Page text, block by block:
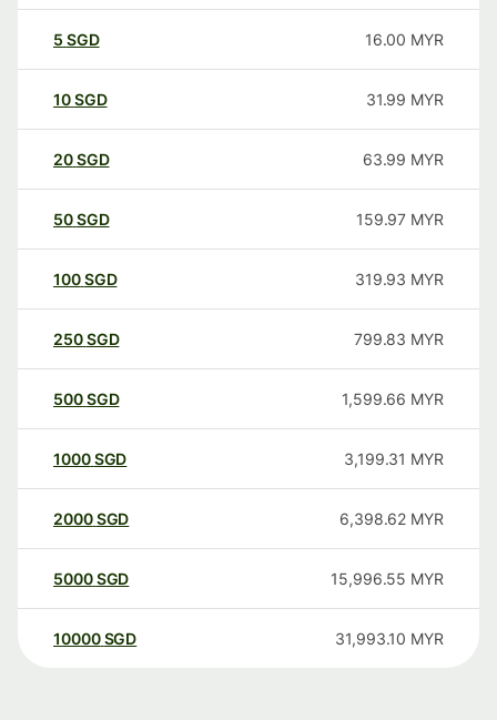
5 SGD 16.00 MYR
10SGD 31.99 MYR
20SGD 63.99 MYR
50SGD 159.97 MYR
100SGD 319.93 MYR
250SGD 799.83 MYR
500SGD 1,599.66 MYR
1000SGD 3,199.31 MYR
2000SGD 6,398.62 MYR
5000SGD 15,996.55 MYR
10000 SGD 31,993.10 MYR